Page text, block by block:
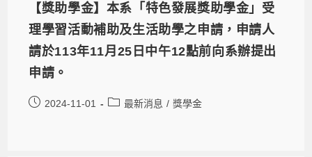
【獎助學金】本系「特色發展獎助學金」受
理學習活動補助及生活助學之申請，申請人
請於113年11月25日中午12點前向系辦提出
申請。
2024-11-01 最新消息 / 獎學金